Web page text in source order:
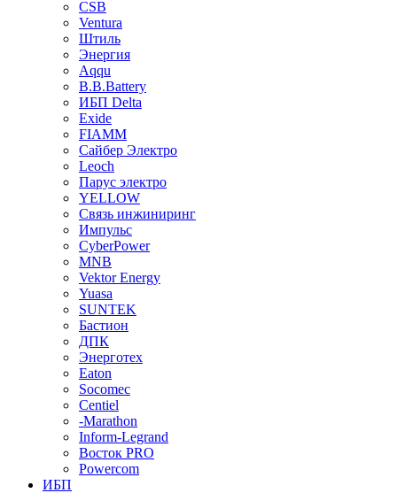
CSB
Ventura
Штиль
Энергия
Aqqu
B.B.Bаttery
ИБП Delta
Exide
FIAMM
Сайбер Электро
Leoch
Парус электро
YELLOW
Связь инжиниринг
Импульс
CyberPower
MNB
Vektor Energy
Yuasa
SUNTEK
Бастион
ДПК
Энерготех
Eaton
Socomec
Centiel
-Marathon
Inform-Legrand
Восток PRO
Powercom
ИБП